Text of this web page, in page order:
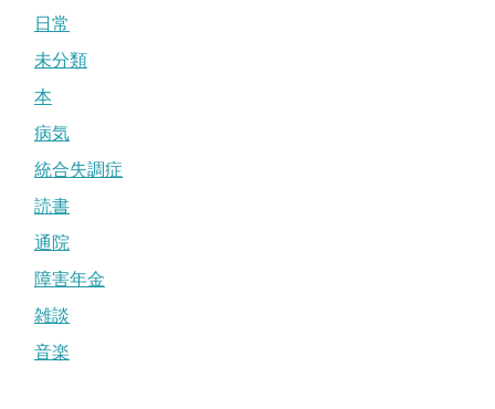
日常
未分類
本
病気
統合失調症
読書
通院
障害年金
雑談
音楽